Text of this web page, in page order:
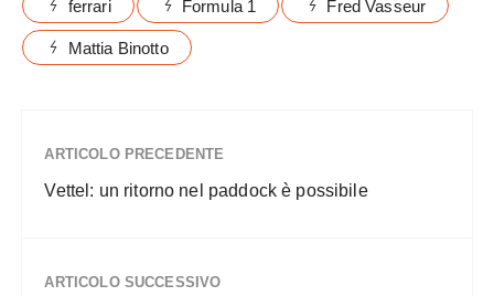
ferrari Formula 1 Fred Vasseur
Mattia Binotto
ARTICOLO PRECEDENTE
Vettel: un ritorno nel paddock è possibile
ARTICOLO SUCCESSIVO